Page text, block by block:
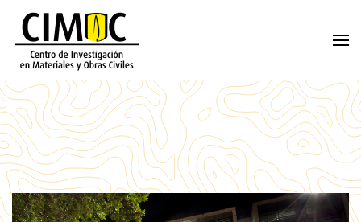
Skip to main content